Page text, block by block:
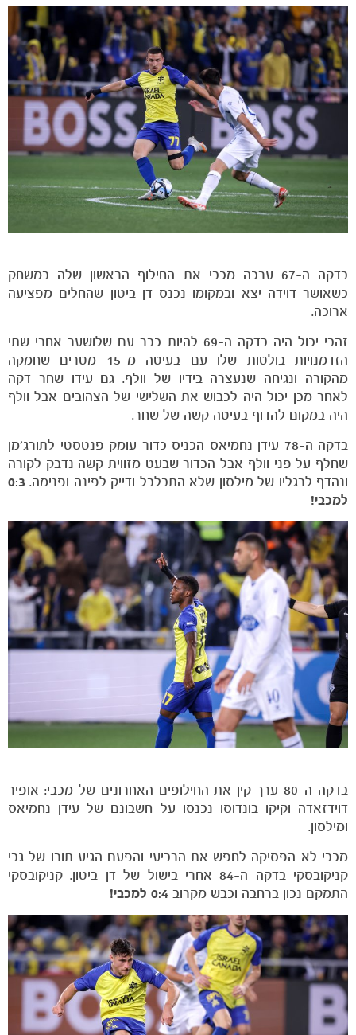
כרטיסים
בדקה ה-67 ערכה מכבי את החילוף הראשון שלה במשחק
כשאושר דוידה יצא ובמקומו נכנס דן ביטון שהחלים מפציעה
ארוכה.
זהבי יכול היה בדקה ה-69 להיות כבר עם שלושער אחרי שתי
הזדמנויות בולטות שלו עם בעיטה מ-15 מטרים שחמקה
מהקורה ונגיחה שנעצרה בידיו של וולף. גם עידו שחר דקה
לאחר מכן יכול היה לכבוש את השלישי של הצהובים אבל וולף
היה במקום להדוף בעיטה קשה של שחר.
בדקה ה-78 עידן נחמיאס הכניס כדור עומק פנטסטי לתורג'מן
שחלף על פני וולף אבל הכדור שבעט מזווית קשה נדבק לקורה
ונהדף לרגליו של מילסון שלא התבלבל ודייק לפינה ופנימה. 0:3
למכבי!
בדקה ה-80 ערך קין את החילופים האחרונים של מכבי: אופיר
דוידזאדה וקיקו בונדוסו נכנסו על חשבונם של עידן נחמיאס
ומילסון.
מכבי לא הפסיקה לחפש את הרביעי והפעם הגיע תורו של גבי
קניקובסקי בדקה ה-84 אחרי בישול של דן ביטון. קניקובסקי
התמקם נכון ברחבה וכבש מקרוב 0:4 למכבי!